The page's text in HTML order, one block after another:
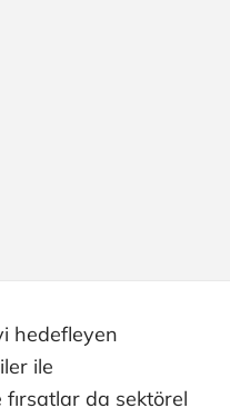
hedefleyen
ile
fırsatlar da sektörel